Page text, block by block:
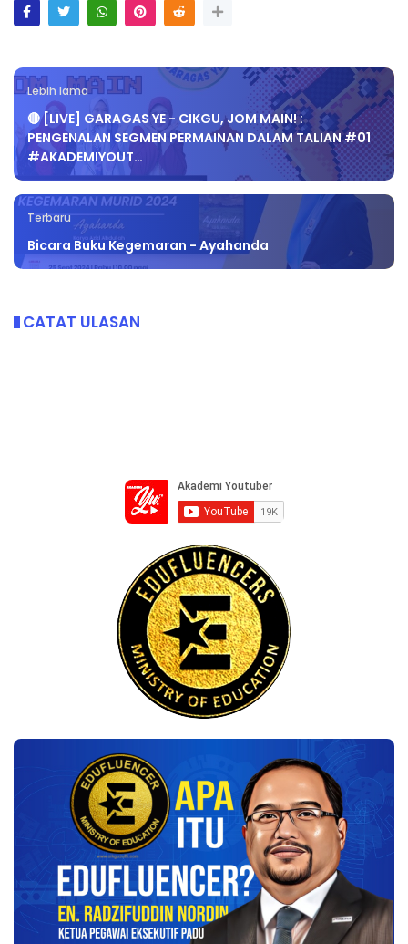
Lebih lama
🔴 [LIVE] GARAGAS YE - CIKGU, JOM MAIN! :
PENGENALAN SEGMEN PERMAINAN DALAM TALIAN #01
#AKADEMIYOUT…
Terbaru
Bicara Buku Kegemaran - Ayahanda
CATAT ULASAN